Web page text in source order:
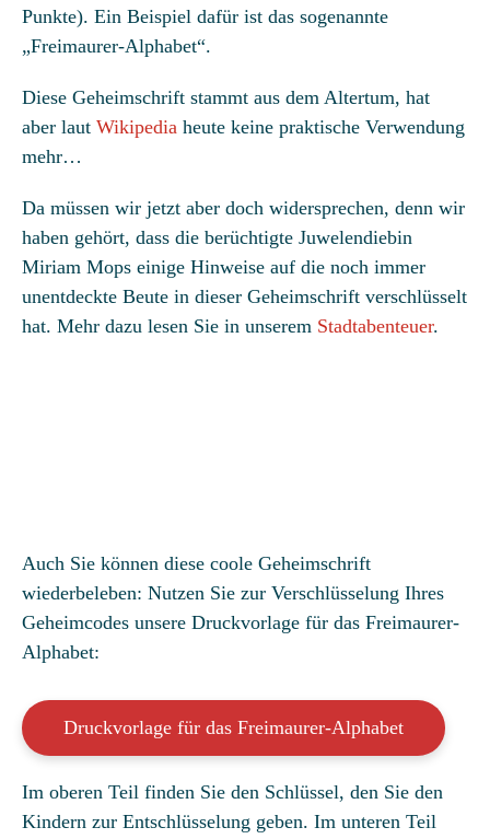
Punkte). Ein Beispiel dafür ist das sogenannte
„Freimaurer-Alphabet“.
Diese Geheimschrift stammt aus dem Altertum, hat
aber laut Wikipedia heute keine praktische Verwendung
mehr…
Da müssen wir jetzt aber doch widersprechen, denn wir
haben gehört, dass die berüchtigte Juwelendiebin
Miriam Mops einige Hinweise auf die noch immer
unentdeckte Beute in dieser Geheimschrift verschlüsselt
hat. Mehr dazu lesen Sie in unserem Stadtabenteuer.
Auch Sie können diese coole Geheimschrift
wiederbeleben: Nutzen Sie zur Verschlüsselung Ihres
Geheimcodes unsere Druckvorlage für das Freimaurer-
Alphabet:
Druckvorlage für das Freimaurer-Alphabet
Im oberen Teil finden Sie den Schlüssel, den Sie den
Kindern zur Entschlüsselung geben. Im unteren Teil